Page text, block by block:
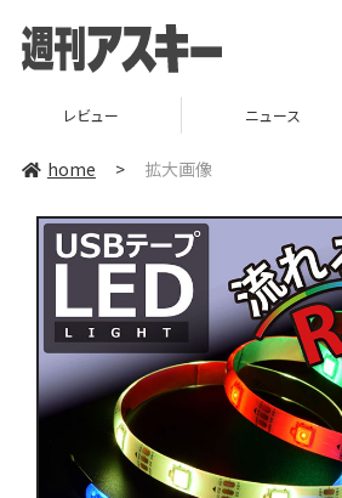
レビュー ニュース
home > 拡大画像